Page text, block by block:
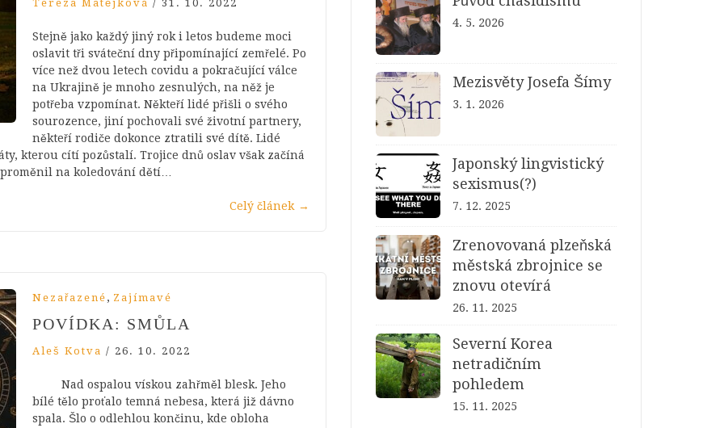
Tereza Matějková / 31. 10. 2022
Stejně jako každý jiný rok i letos budeme moci
oslavit tři sváteční dny připomínající zemřelé. Po
více než dvou letech covidu a pokračující válce
na Ukrajině je mnoho zesnulých, na něž je
potřeba vzpomínat. Někteří lidé přišli o svého
sourozence, jiní pochovali své životní partnery,
někteří rodiče dokonce ztratili své dítě. Lidé
kterou cítí pozůstalí. Trojice dnů oslav však začíná
na koledování dětí…
Celý článek →
Nezařazené , Zajímavé
POVÍDKA: SMŮLA
Aleš Kotva / 26. 10. 2022
Nad ospalou vískou zahřměl blesk. Jeho
bílé tělo proťalo temná nebesa, která již dávno
spala. Šlo o odlehlou končinu, kde obloha
4. 5. 2026
Mezisvěty Josefa Šímy
3. 1. 2026
Japonský lingvistický
sexismus(?)
7. 12. 2025
Zrenovovaná plzeňská
městská zbrojnice se
znovu otevírá
26. 11. 2025
Severní Korea
netradičním
pohledem
15. 11. 2025